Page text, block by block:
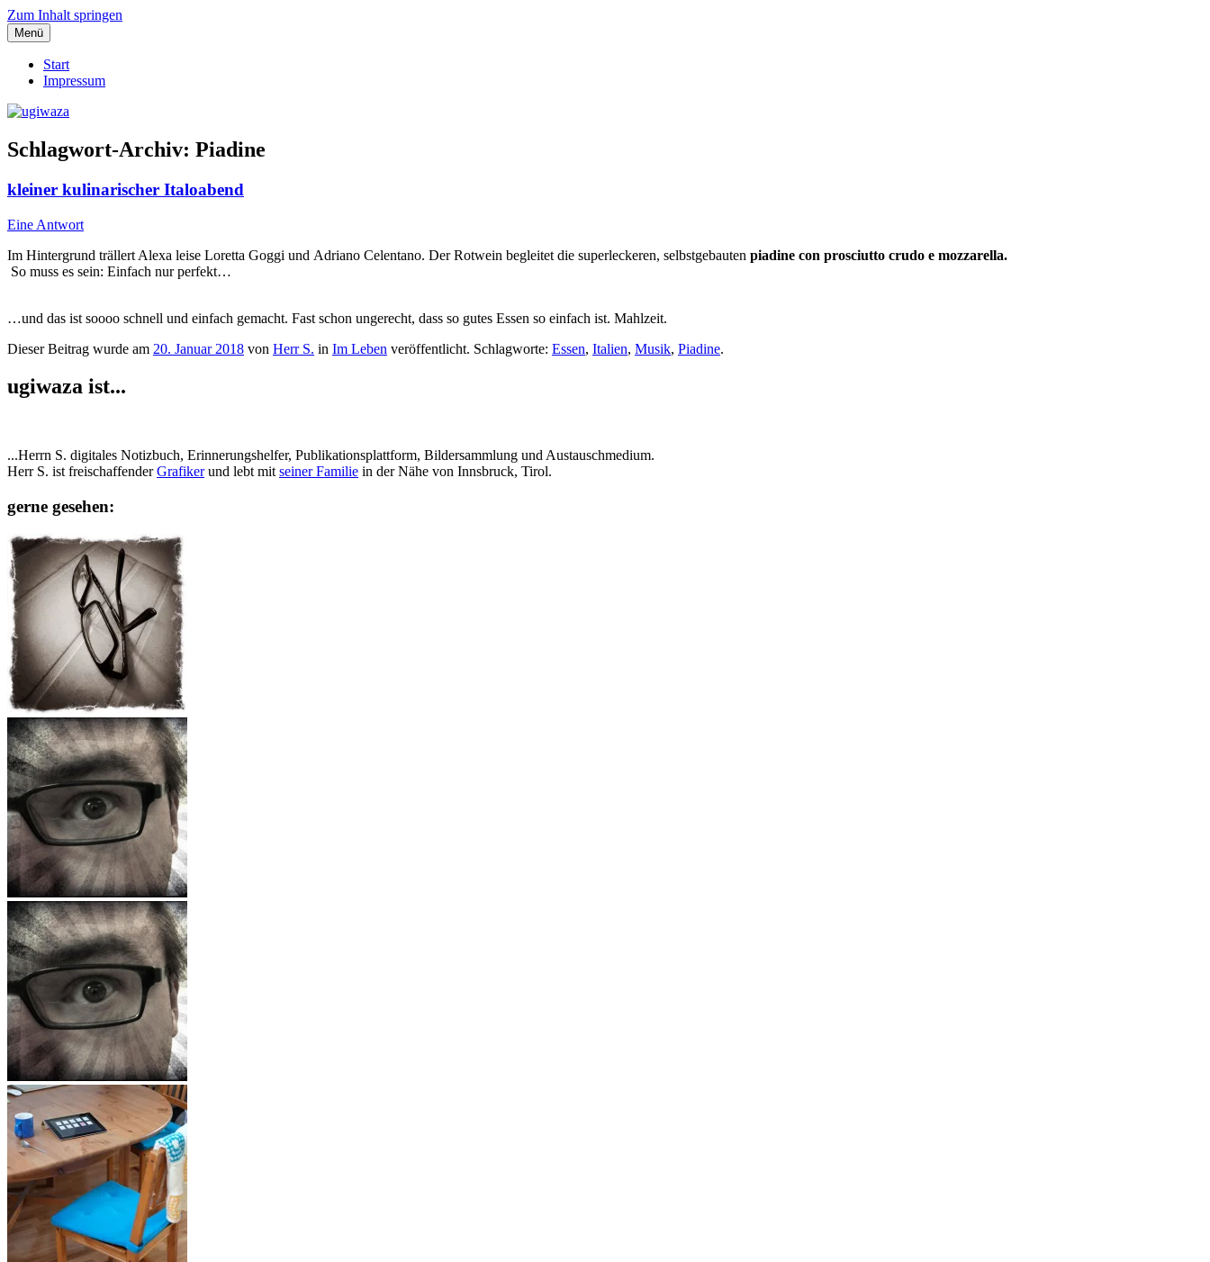
Zum Inhalt springen
ugiwaza
Menü
Start
Impressum
Schlagwort-Archiv: Piadine
kleiner kulinarischer Italoabend
Eine Antwort
Im Hintergrund trällert Alexa leise Loretta Goggi und Adriano Celentano. Der Rotwein begleitet die superleckeren, selbstgebauten piadine con prosciutto crudo e mozzarella.
So muss es sein: Einfach nur perfekt…
…und das ist soooo schnell und einfach gemacht. Fast schon ungerecht, dass so gutes Essen so einfach ist. Mahlzeit.
Dieser Beitrag wurde am 20. Januar 2018 von Herr S. in Im Leben veröffentlicht. Schlagworte: Essen, Italien, Musik, Piadine.
ugiwaza ist...
...Herrn S. digitales Notizbuch, Erinnerungshelfer, Publikationsplattform, Bildersammlung und Austauschmedium.
Herr S. ist freischaffenderGrafikerund lebt mit seiner Familie in der Nähe von Innsbruck, Tirol.
gerne gesehen: